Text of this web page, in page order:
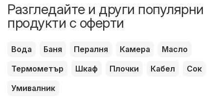
Разгледайте и други популярни
продукти с оферти
Вода Баня Пералня Камера
Масло
Термометър
Шкаф Плочки Кабел
Сок
Умивалник